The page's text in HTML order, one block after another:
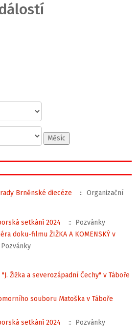
Měsíc
Brněnské diecéze
:: Organizační
setkání 2024
:: Pozvánky
doku-filmu ŽIŽKA A KOMENSKÝ v
Žižka a severozápadní Čechy" v Táboře
souboru Matoška v Táboře
setkání 2024 :: Pozvánky